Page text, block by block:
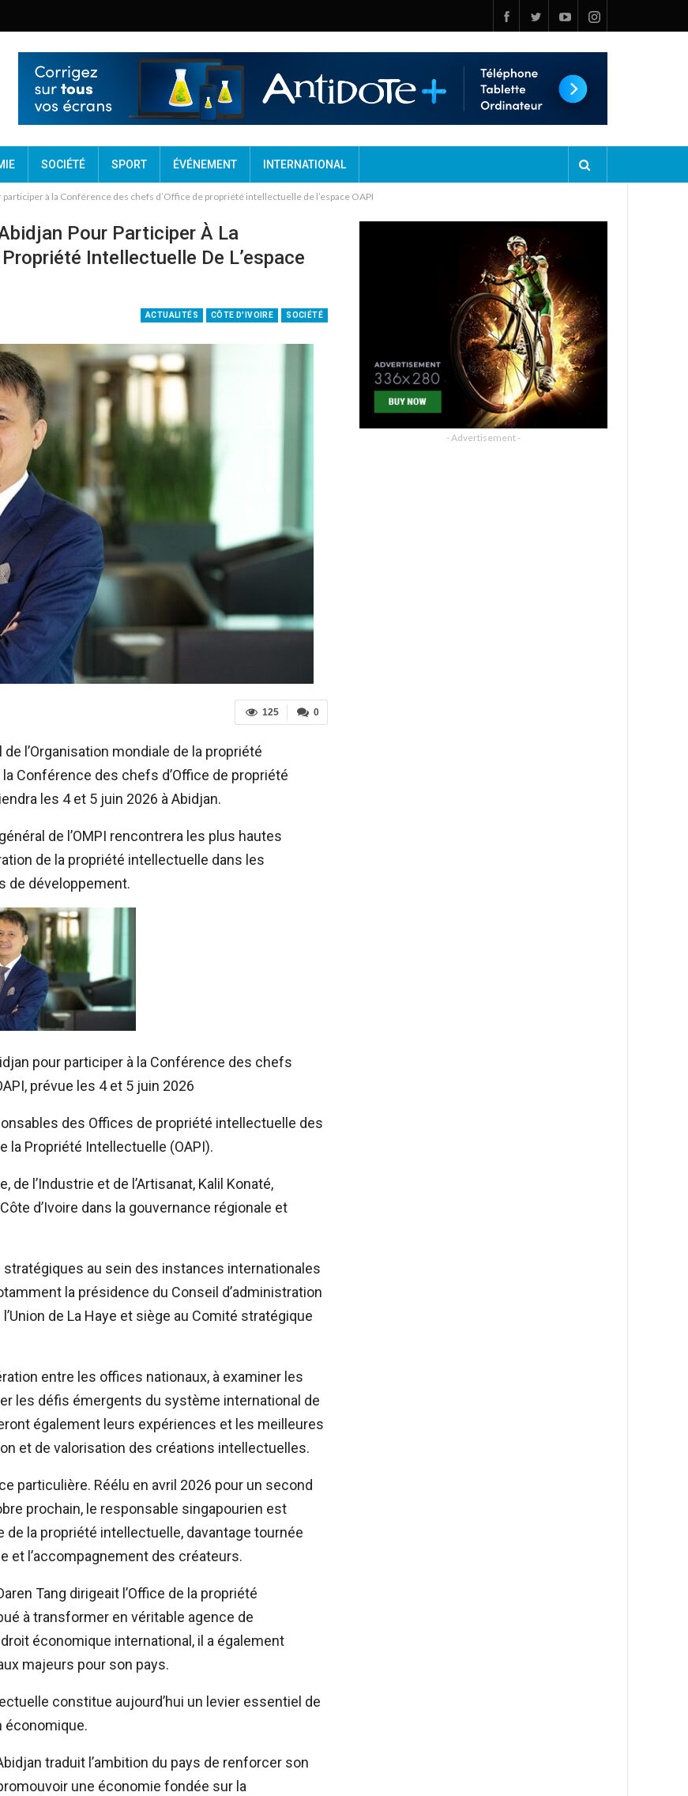
SOCIÉTÉ SPORT ÉVÉNEMENT INTERNATIONAL
à la Conférence des chefs d’Office de propriété intellectuelle de l’espace OAPI
Pour Participer À La
Intellectuelle De L’espace
ACTUALITÉS CÔTE D'IVOIRE SOCIÉTÉ
0
125
l’Organisation mondiale de la propriété
Conférence des chefs d’Office de propriété
les 4 et 5 juin 2026 à Abidjan.
de l’OMPI rencontrera les plus hautes
de la propriété intellectuelle dans les
de développement.
pour participer à la Conférence des chefs
prévue les 4 et 5 juin 2026
des Offices de propriété intellectuelle des
la Propriété Intellectuelle (OAPI).
l’Industrie et de l’Artisanat, Kalil Konaté,
d’Ivoire dans la gouvernance régionale et
au sein des instances internationales
la présidence du Conseil d’administration
de La Haye et siège au Comité stratégique
entre les offices nationaux, à examiner les
les défis émergents du système international de
également leurs expériences et les meilleures
et de valorisation des créations intellectuelles.
particulière. Réélu en avril 2026 pour un second
prochain, le responsable singapourien est
la propriété intellectuelle, davantage tournée
et l’accompagnement des créateurs.
Tang dirigeait l’Office de la propriété
à transformer en véritable agence de
économique international, il a également
majeurs pour son pays.
constitue aujourd’hui un levier essentiel de
économique.
traduit l’ambition du pays de renforcer son
une économie fondée sur la
- Advertisement -